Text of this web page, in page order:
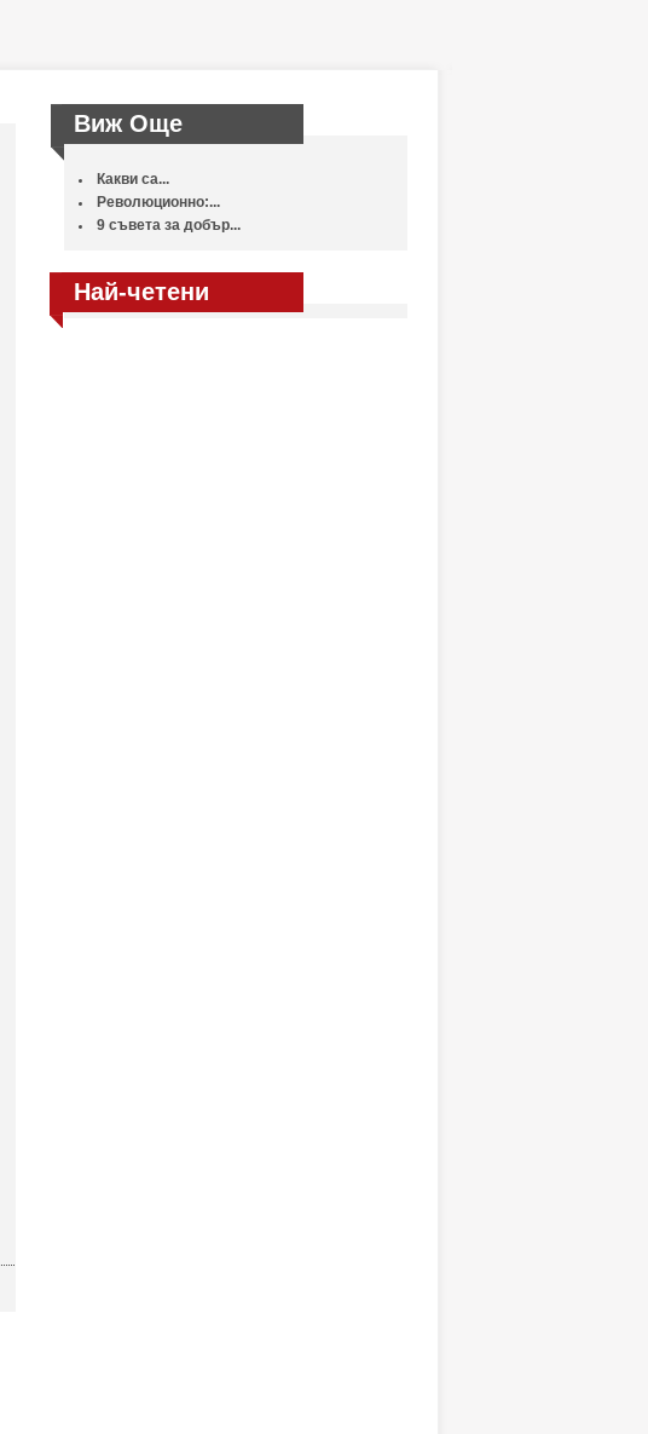
Виж Още
Какви са...
Революционно:...
9 съвета за добър...
Най-четени